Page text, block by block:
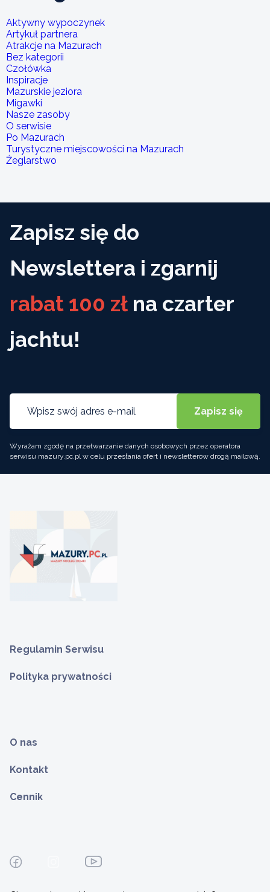
Aktywny wypoczynek
Artykuł partnera
Atrakcje na Mazurach
Bez kategorii
Czołówka
Inspiracje
Mazurskie jeziora
Migawki
Nasze zasoby
O serwisie
Po Mazurach
Turystyczne miejscowości na Mazurach
Żeglarstwo
Zapisz się do
Newslettera i zgarnij
rabat 100 zł na czarter
jachtu!
Wyrażam zgodę na przetwarzanie danych osobowych przez operatora
serwisu mazury.pc.pl w celu przesłania ofert i newsletterów drogą mailową.
Regulamin Serwisu
Polityka prywatności
O nas
Kontakt
Cennik